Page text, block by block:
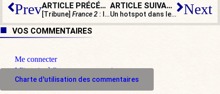
Prev ARTICLE PRÉCÉDENT
[Tribune] France 2 : l’arbre qui cachait la forêt
ARTICLE SUIVANT
Un hotspot dans le sud de la France ? Chiche : à Brégançon ! Next
VOS COMMENTAIRES
Me connecter
M'inscrire à l'espace commentaire
Charte d'utilisation des commentaires